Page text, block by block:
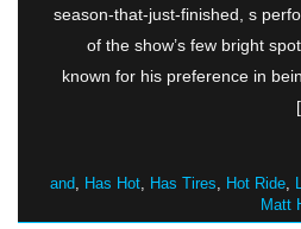
season-that-just-finished, s
of the show’s few bright
known for his preference in
and,Has Hot,Has Tires,Hot Ride